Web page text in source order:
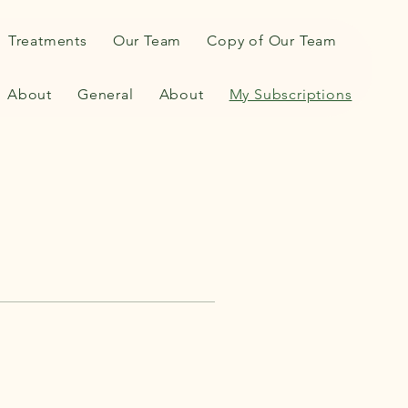
Treatments Our Team Copy of Our Team
About General About My Subscriptions